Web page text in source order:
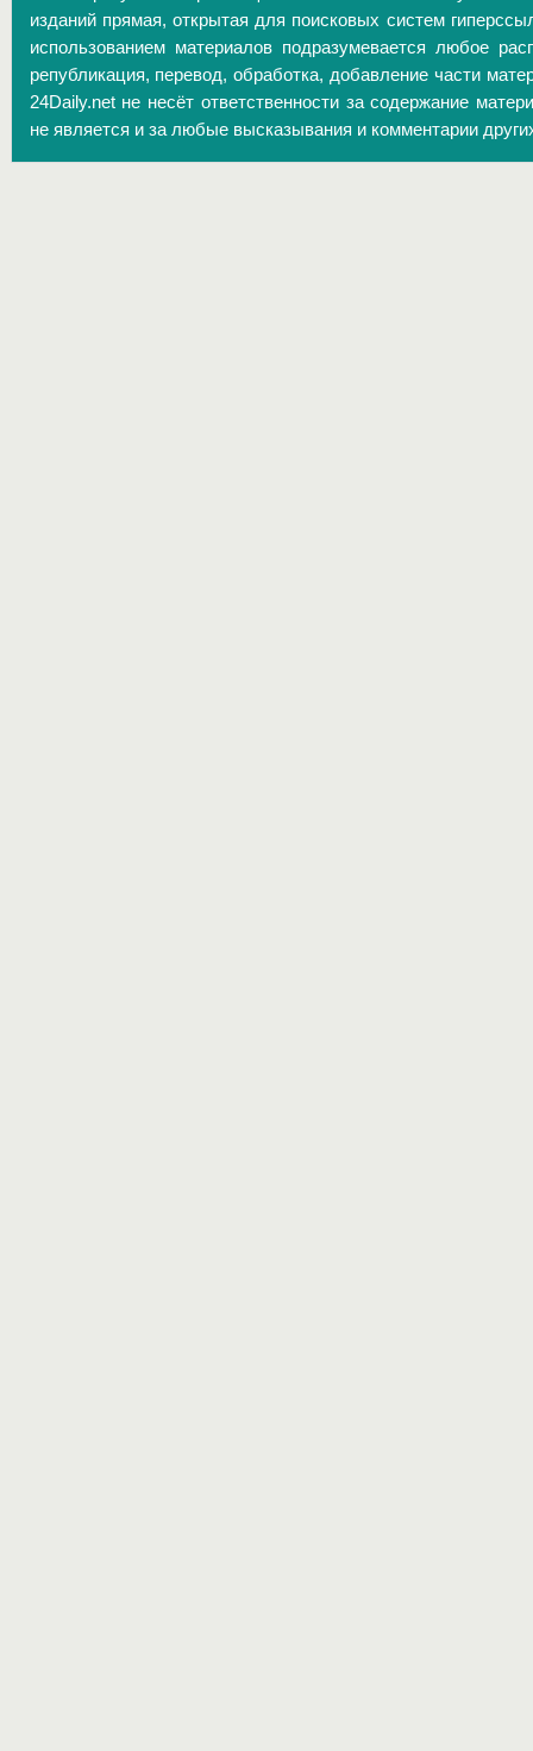
изданий прямая, открытая для поисковых систем
использованием материалов подразумевается любое
републикация, перевод, обработка, добавление части
24Daily.net не несёт ответственности за содержание
не является и за любые высказывания и комментарии